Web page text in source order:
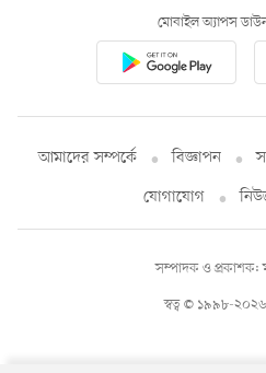
মোবাইল অ্যাপস
আমাদের সম্পর্কে বিজ্ঞাপন
যোগাযোগ
স্বত্ব © ১৯৯৮-
সম্পাদক ও প্রকাশক: